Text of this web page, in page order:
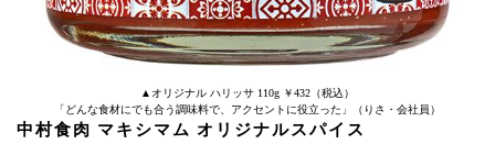
▲オリジナル ハリッサ 110g ￥432（税込）
「どんな食材にでも合う調味料で、アクセントに役立った」（りさ・会社員）
中村食肉 マキシマム オリジナルスパイス